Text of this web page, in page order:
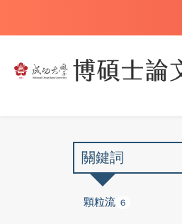
關鍵詞
顆粒流 6